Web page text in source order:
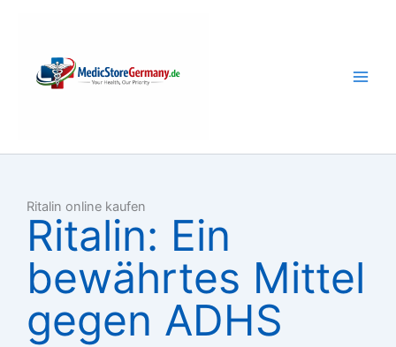
Ritalin online kaufen
Ritalin: Ein
bewährtes Mittel
gegen ADHS